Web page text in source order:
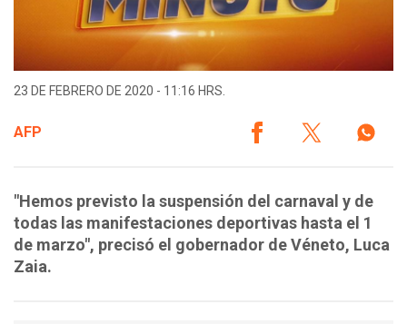
23 DE FEBRERO DE 2020 - 11:16 HRS.
AFP
"Hemos previsto la suspensión del carnaval y de
todas las manifestaciones deportivas hasta el 1
de marzo", precisó el gobernador de Véneto, Luca
Zaia.